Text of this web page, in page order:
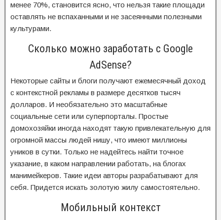
менее 70%, становится ясно, что нельзя такие площади
оставлять не вспаханными и не засеянными полезными
культурами.
Сколько можно заработать с Google
AdSense?
Некоторые сайты и блоги получают ежемесячный доход
с контекстной рекламы в размере десятков тысяч
долларов. И необязательно это масштабные
социальные сети или суперпорталы. Простые
домохозяйки иногда находят такую привлекательную для
огромной массы людей нишу, что имеют миллионы
уников в сутки. Только не надейтесь найти точное
указание, в каком направлении работать, на блогах
манимейкеров. Такие идеи авторы разрабатывают для
себя. Придется искать золотую жилу самостоятельно.
Мобильный контекст